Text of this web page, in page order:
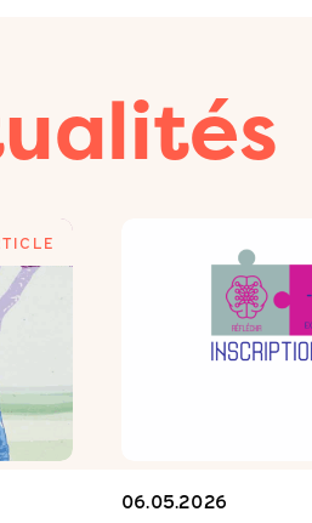
06.05.2026